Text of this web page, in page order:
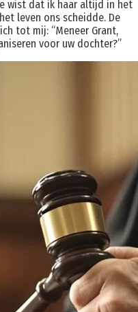
wist dat ik haar altijd in het
leven ons scheidde. De
tot mij: “Meneer Grant,
voor uw dochter?”